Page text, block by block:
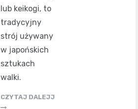
lub keikogi, to
tradycyjny
strój używany
w japońskich
sztukach
walki.
CZYTAJ DALEJJ